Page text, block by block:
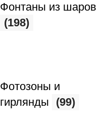
Фонтаны из шаров
(198)
Фотозоны и
гирлянды
(99)